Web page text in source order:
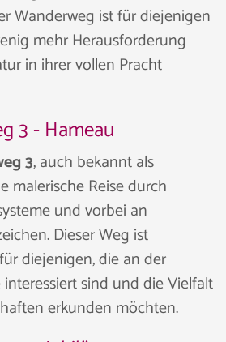
Wanderweg ist für diejenigen
mehr Herausforderung
in ihrer vollen Pracht
3 - Hameau
3, auch bekannt als
malerische Reise durch
und vorbei an
Dieser Weg ist
diejenigen, die an der
sind und die Vielfalt
erkunden möchten.